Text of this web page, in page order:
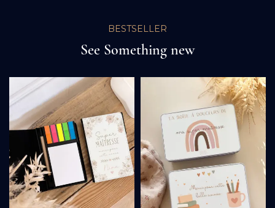
BESTSELLER
See Something new